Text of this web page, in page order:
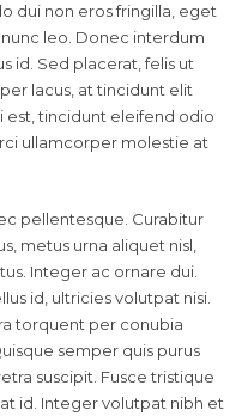
dui non eros fringilla, eget
leo. Donec interdum
id. Sed placerat, felis ut
lacus, at tincidunt elit
est, tincidunt eleifend odio
ullamcorper molestie at
pellentesque. Curabitur
metus urna aliquet nisl,
Integer ac ornare dui.
id, ultricies volutpat nisi.
torquent per conubia
semper quis purus
suscipit. Fusce tristique
id. Integer volutpat nibh et